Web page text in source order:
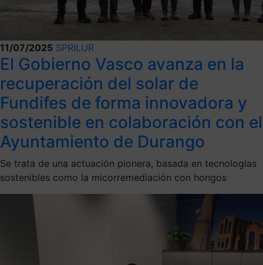
11/07/2025 SPRILUR
El Gobierno Vasco avanza en la
recuperación del solar de
Fundifes de forma innovadora y
sostenible en colaboración con el
Ayuntamiento de Durango
Se trata de una actuación pionera, basada en tecnologías
sostenibles como la micorremediación con hongos